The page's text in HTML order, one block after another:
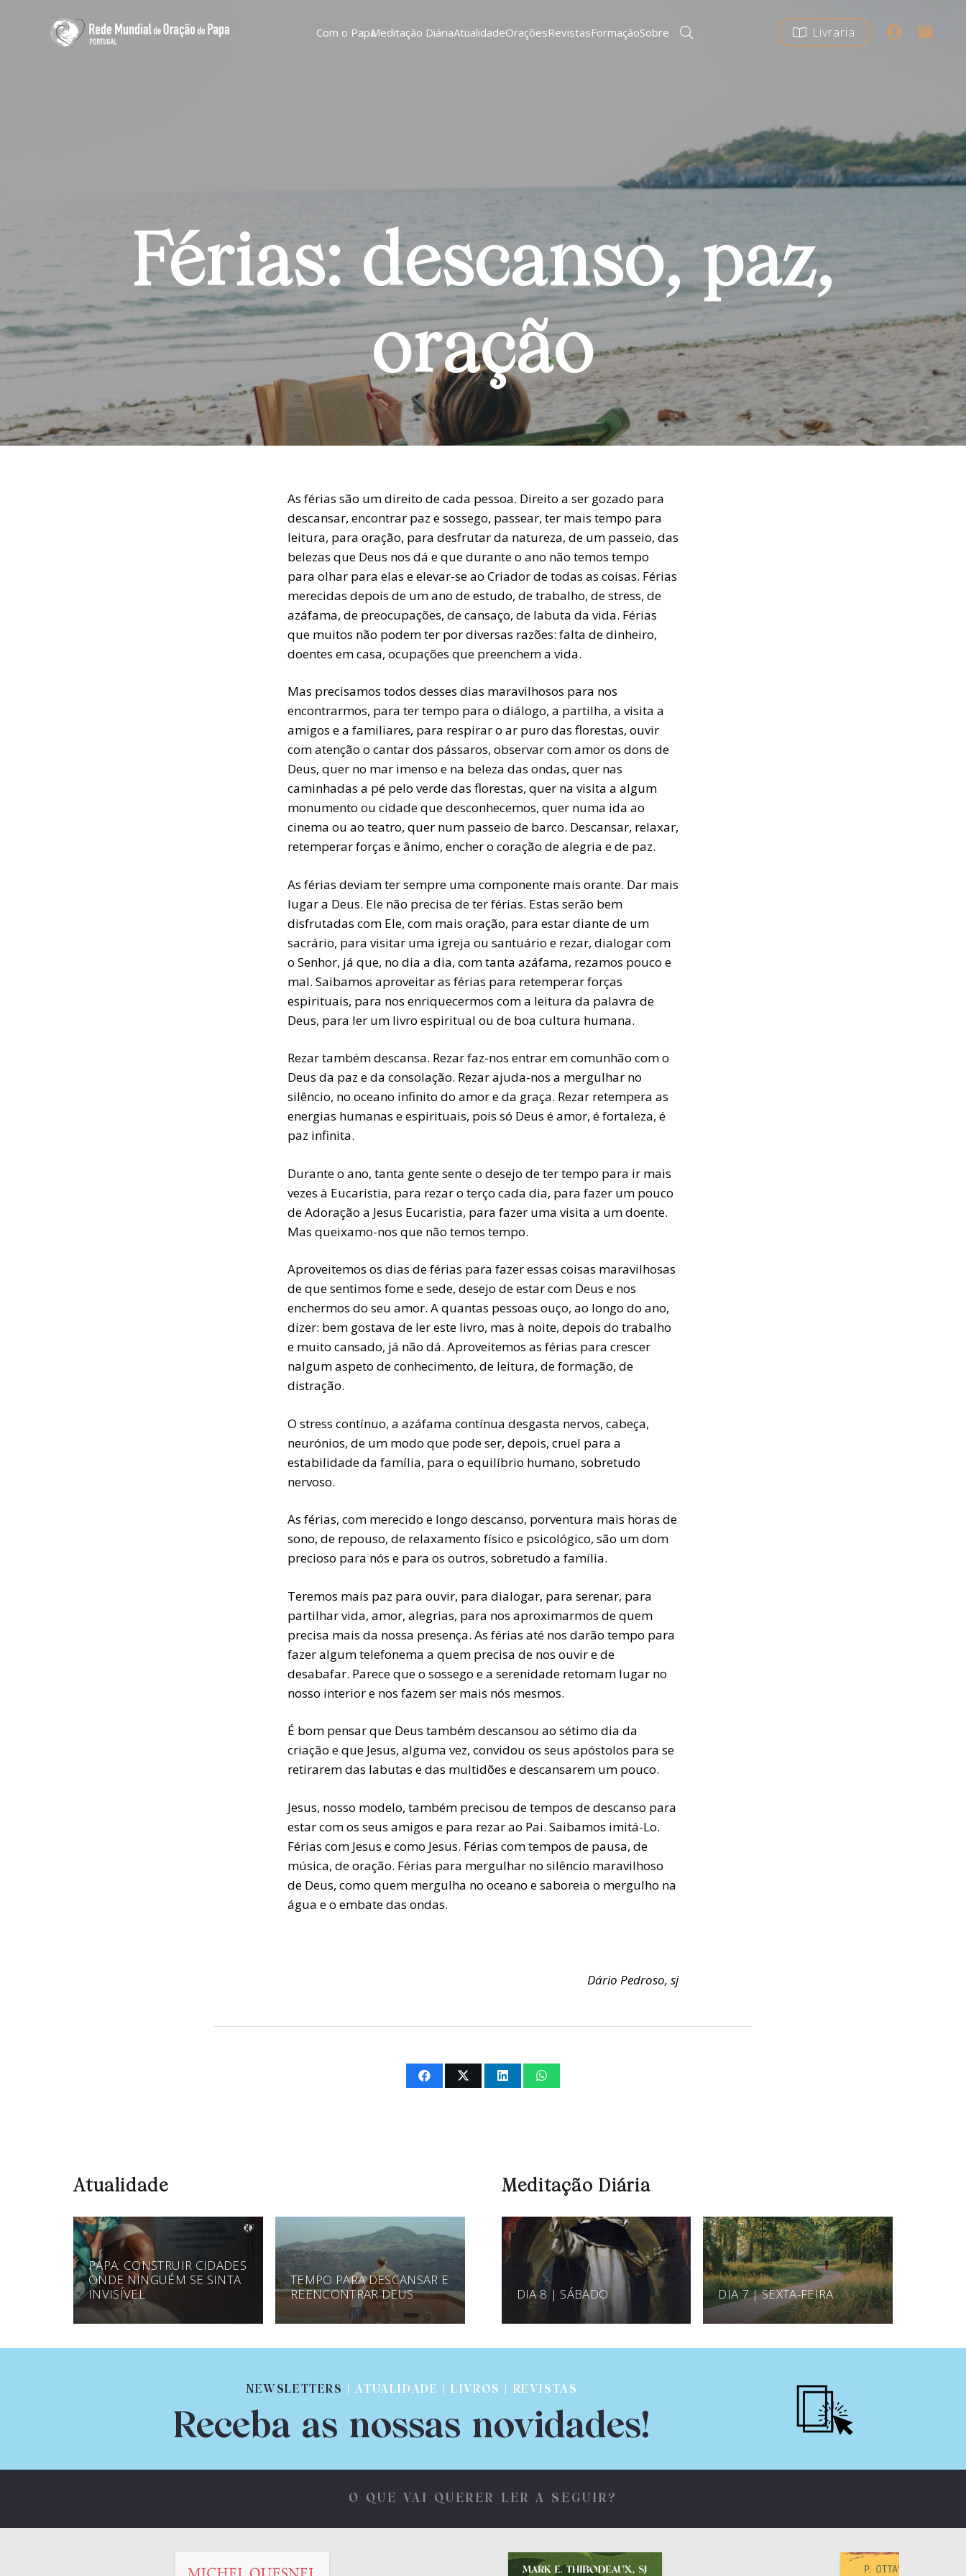
Com o PapaMeditação DiáriaAtualidadeOraçõesRevistasFormaçãoSobre Livraria
Férias: descanso, paz,
oração
As férias são um direito de cada pessoa. Direito a ser gozado para
descansar, encontrar paz e sossego, passear, ter mais tempo para
leitura, para oração, para desfrutar da natureza, de um passeio, das
belezas que Deus nos dá e que durante o ano não temos tempo
para olhar para elas e elevar-se ao Criador de todas as coisas. Férias
merecidas depois de um ano de estudo, de trabalho, de stress, de
azáfama, de preocupações, de cansaço, de labuta da vida. Férias
que muitos não podem ter por diversas razões: falta de dinheiro,
doentes em casa, ocupações que preenchem a vida.
Mas precisamos todos desses dias maravilhosos para nos
encontrarmos, para ter tempo para o diálogo, a partilha, a visita a
amigos e a familiares, para respirar o ar puro das florestas, ouvir
com atenção o cantar dos pássaros, observar com amor os dons de
Deus, quer no mar imenso e na beleza das ondas, quer nas
caminhadas a pé pelo verde das florestas, quer na visita a algum
monumento ou cidade que desconhecemos, quer numa ida ao
cinema ou ao teatro, quer num passeio de barco. Descansar, relaxar,
retemperar forças e ânimo, encher o coração de alegria e de paz.
As férias deviam ter sempre uma componente mais orante. Dar mais
lugar a Deus. Ele não precisa de ter férias. Estas serão bem
disfrutadas com Ele, com mais oração, para estar diante de um
sacrário, para visitar uma igreja ou santuário e rezar, dialogar com
o Senhor, já que, no dia a dia, com tanta azáfama, rezamos pouco e
mal. Saibamos aproveitar as férias para retemperar forças
espirituais, para nos enriquecermos com a leitura da palavra de
Deus, para ler um livro espiritual ou de boa cultura humana.
Rezar também descansa. Rezar faz-nos entrar em comunhão com o
Deus da paz e da consolação. Rezar ajuda-nos a mergulhar no
silêncio, no oceano infinito do amor e da graça. Rezar retempera as
energias humanas e espirituais, pois só Deus é amor, é fortaleza, é
paz infinita.
Durante o ano, tanta gente sente o desejo de ter tempo para ir mais
vezes à Eucaristia, para rezar o terço cada dia, para fazer um pouco
de Adoração a Jesus Eucaristia, para fazer uma visita a um doente.
Mas queixamo-nos que não temos tempo.
Aproveitemos os dias de férias para fazer essas coisas maravilhosas
de que sentimos fome e sede, desejo de estar com Deus e nos
enchermos do seu amor. A quantas pessoas ouço, ao longo do ano,
dizer: bem gostava de ler este livro, mas à noite, depois do trabalho
e muito cansado, já não dá. Aproveitemos as férias para crescer
nalgum aspeto de conhecimento, de leitura, de formação, de
distração.
O stress contínuo, a azáfama contínua desgasta nervos, cabeça,
neurónios, de um modo que pode ser, depois, cruel para a
estabilidade da família, para o equilíbrio humano, sobretudo
nervoso.
As férias, com merecido e longo descanso, porventura mais horas de
sono, de repouso, de relaxamento físico e psicológico, são um dom
precioso para nós e para os outros, sobretudo a família.
Teremos mais paz para ouvir, para dialogar, para serenar, para
partilhar vida, amor, alegrias, para nos aproximarmos de quem
precisa mais da nossa presença. As férias até nos darão tempo para
fazer algum telefonema a quem precisa de nos ouvir e de
desabafar. Parece que o sossego e a serenidade retomam lugar no
nosso interior e nos fazem ser mais nós mesmos.
É bom pensar que Deus também descansou ao sétimo dia da
criação e que Jesus, alguma vez, convidou os seus apóstolos para se
retirarem das labutas e das multidões e descansarem um pouco.
Jesus, nosso modelo, também precisou de tempos de descanso para
estar com os seus amigos e para rezar ao Pai. Saibamos imitá-Lo.
Férias com Jesus e como Jesus. Férias com tempos de pausa, de
música, de oração. Férias para mergulhar no silêncio maravilhoso
de Deus, como quem mergulha no oceano e saboreia o mergulho na
água e o embate das ondas.
Dário Pedroso, sj
Atualidade
PAPA: CONSTRUIR CIDADES
ONDE NINGUÉM SE SINTA
INVISÍVEL
TEMPO PARA DESCANSAR E
REENCONTRAR DEUS
Meditação Diária
DIA 8 | SÁBADO DIA 7 | SEXTA-FEIRA
NEWSLETTERS | ATUALIDADE | LIVROS | REVISTAS
Receba as nossas novidades!
O QUE VAI QUERER LER A SEGUIR?